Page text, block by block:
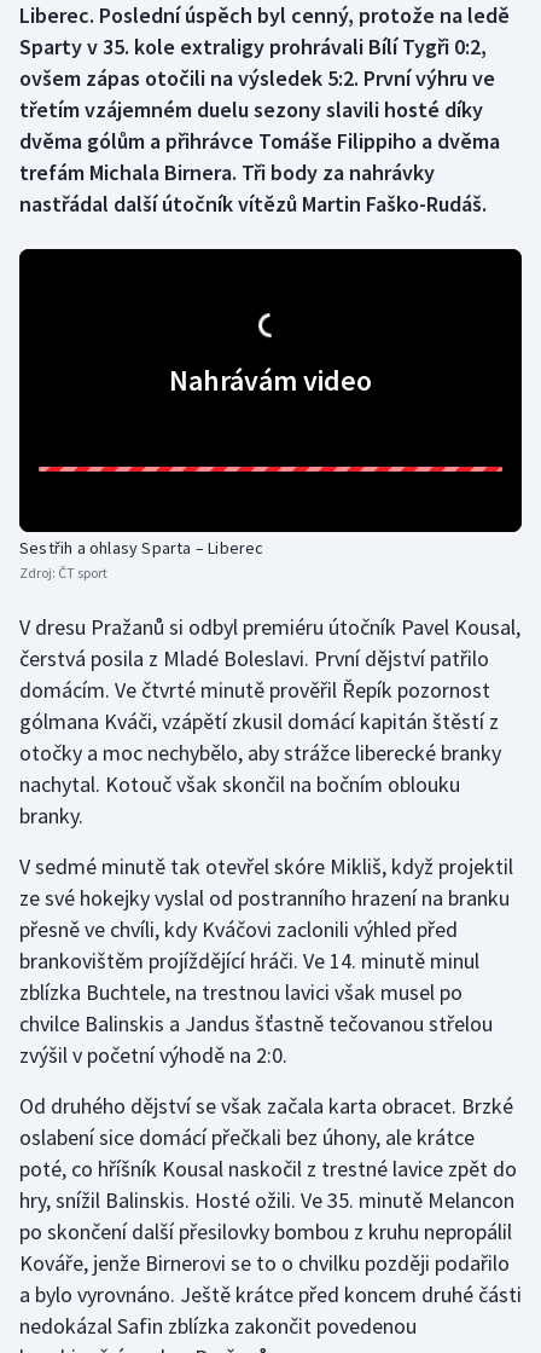
Curling
Dostihy
Florbal
Futsal
Krasobruslení
Lezení
Lyže a snowboard
Moderní pětiboj
Motorsport
Parasport
Plavání
Plážový volejbal
Rychlobruslení
Rychlostní kanoistika
Short track
Sportovní střelba
Liberec. Poslední úspěch byl cenný, protože na ledě
Sparty v 35. kole extraligy prohrávali Bílí Tygři 0:2,
ovšem zápas otočili na výsledek 5:2. První výhru ve
třetím vzájemném duelu sezony slavili hosté díky
dvěma gólům a přihrávce Tomáše Filippiho a dvěma
trefám Michala Birnera. Tři body za nahrávky
nastřádal další útočník vítězů Martin Faško-Rudáš.
Nahrávám video
Sestřih a ohlasy Sparta – Liberec
Zdroj: ČT sport
V dresu Pražanů si odbyl premiéru útočník Pavel Kousal,
čerstvá posila z Mladé Boleslavi. První dějství patřilo
domácím. Ve čtvrté minutě prověřil Řepík pozornost
gólmana Kváči, vzápětí zkusil domácí kapitán štěstí z
otočky a moc nechybělo, aby strážce liberecké branky
nachytal. Kotouč však skončil na bočním oblouku
branky.
V sedmé minutě tak otevřel skóre Mikliš, když projektil
ze své hokejky vyslal od postranního hrazení na branku
přesně ve chvíli, kdy Kváčovi zaclonili výhled před
brankovištěm projíždějící hráči. Ve 14. minutě minul
zblízka Buchtele, na trestnou lavici však musel po
chvilce Balinskis a Jandus šťastně tečovanou střelou
zvýšil v početní výhodě na 2:0.
Od druhého dějství se však začala karta obracet. Brzké
oslabení sice domácí přečkali bez úhony, ale krátce
poté, co hříšník Kousal naskočil z trestné lavice zpět do
hry, snížil Balinskis. Hosté ožili. Ve 35. minutě Melancon
po skončení další přesilovky bombou z kruhu nepropálil
Kováře, jenže Birnerovi se to o chvilku později podařilo
a bylo vyrovnáno. Ještě krátce před koncem druhé části
nedokázal Safin zblízka zakončit povedenou